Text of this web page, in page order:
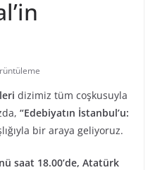
dizimiz tüm coşkusuyla
“Edebiyatın İstanbul’u:
bir araya geliyoruz.
saat 18.00’de, Atatürk